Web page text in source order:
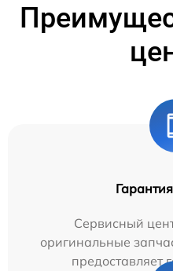
Сервисный
оригинальные
предоставляет